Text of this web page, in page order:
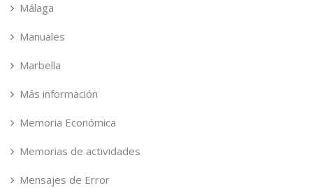
Málaga
Manuales
Marbella
Más información
Memoria Económica
Memorias de actividades
Mensajes de Error